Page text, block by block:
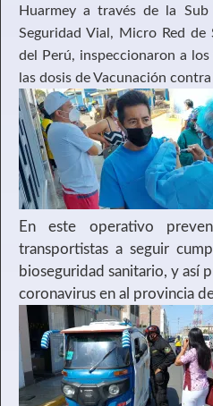
Huarmey a través de la
Seguridad Vial, Micro Red
del Perú, inspeccionaron a
las dosis de Vacunación
En este operativo
transportistas a seguir
bioseguridad sanitario, y así
coronavirus en al provincia